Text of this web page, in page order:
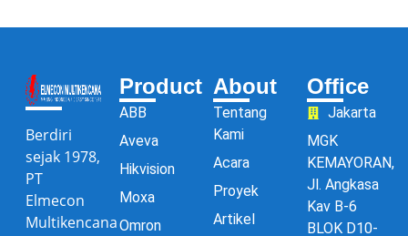
Berdiri
sejak 1978,
PT
Elmecon
Multikencana
Product
ABB
Aveva
Hikvision
Moxa
Omron
About
Tentang
Kami
Acara
Proyek
Artikel
Office
Jakarta
MGK
KEMAYORAN,
Jl. Angkasa
Kav B-6
BLOK D10-